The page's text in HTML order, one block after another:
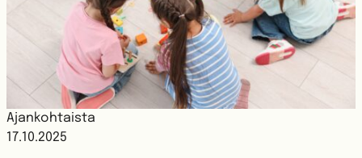
Ajankohtaista
17.10.2025